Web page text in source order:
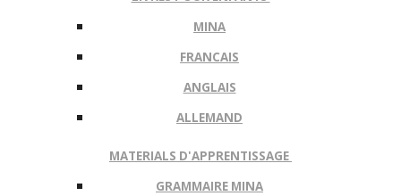
MINA
FRANCAIS
ANGLAIS
ALLEMAND
MATERIALS D'APPRENTISSAGE
GRAMMAIRE MINA